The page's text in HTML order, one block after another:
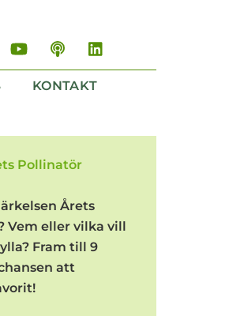
FacebookYouTubePodd
KONTAKT
Årets
Vem eller vilka vill
Fram till 9
att